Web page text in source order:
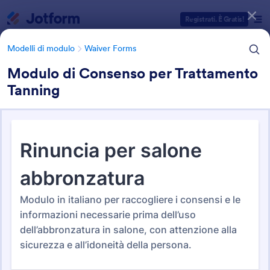
Registrati. È Gratis!
Modelli di modulo Waiver Forms
Modulo di Consenso per Trattamento
Tanning
Waiver Forms
100 Template
Categorie Template Moduli